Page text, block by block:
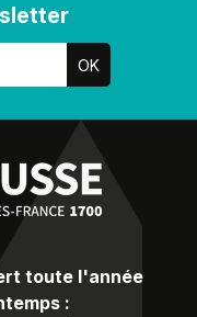
toute l'année
: